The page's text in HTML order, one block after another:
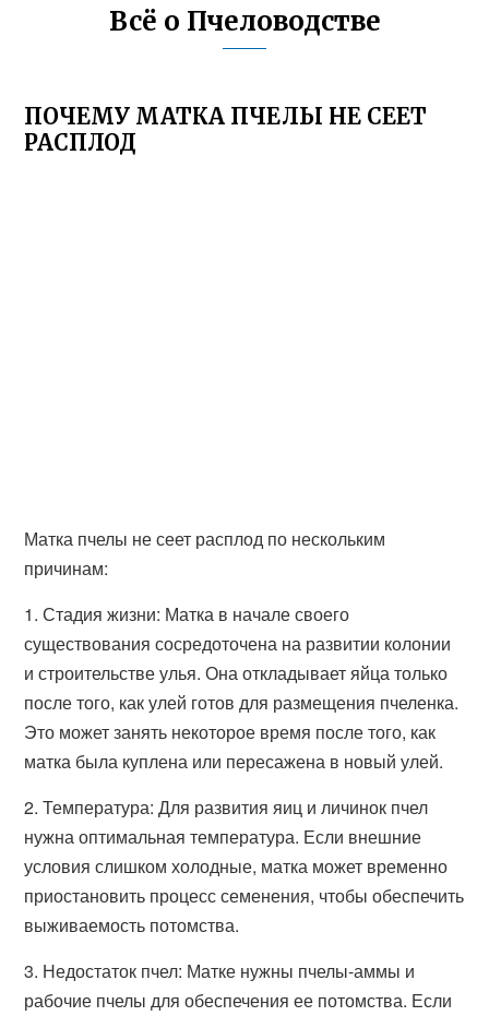
Всё о Пчеловодстве
ПОЧЕМУ МАТКА ПЧЕЛЫ НЕ СЕЕТ
РАСПЛОД
Матка пчелы не сеет расплод по нескольким
причинам:
1. Стадия жизни: Матка в начале своего
существования сосредоточена на развитии колонии
и строительстве улья. Она откладывает яйца только
после того, как улей готов для размещения пчеленка.
Это может занять некоторое время после того, как
матка была куплена или пересажена в новый улей.
2. Температура: Для развития яиц и личинок пчел
нужна оптимальная температура. Если внешние
условия слишком холодные, матка может временно
приостановить процесс семенения, чтобы обеспечить
выживаемость потомства.
3. Недостаток пчел: Матке нужны пчелы-аммы и
рабочие пчелы для обеспечения ее потомства. Если